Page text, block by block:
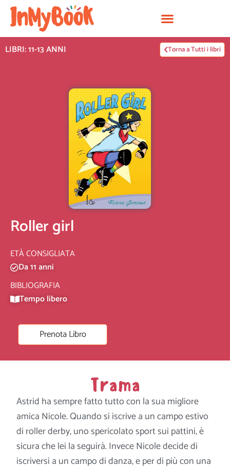
Vai
contenuto
LIBRI: 11-13 ANNI Torna a Tutti i libri
Roller girl
ETÀ CONSIGLIATA
Da 11 anni
BIBLIOGRAFIA
Tempo libero
Prenota Libro
Trama
Astrid ha sempre fatto tutto con la sua migliore
amica Nicole. Quando si iscrive a un campo estivo
di roller derby, uno spericolato sport sui pattini, è
sicura che lei la seguirà. Invece Nicole decide di
iscriversi a un campo di danza, e per di più con una